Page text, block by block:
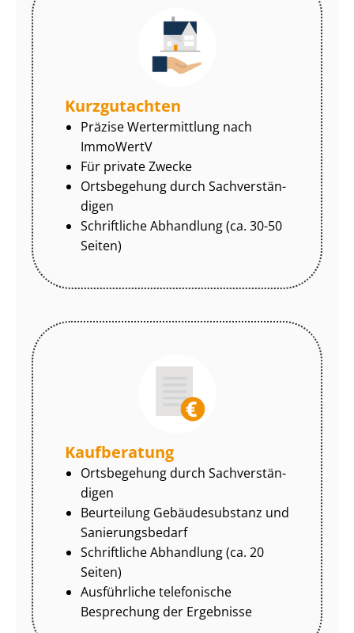
Kurzgutachten
Präzise Wertermittlung nach
ImmoWertV
Für private Zwecke
Ortsbegehung durch Sach­ver­stän­
di­gen
Schriftliche Abhandlung (ca. 30-50
Seiten)
Kaufberatung
Ortsbegehung durch Sach­ver­stän­
di­gen
Beurteilung Gebäudesubstanz und
Sa­nie­rungs­be­darf
Schriftliche Abhandlung (ca. 20
Seiten)
Ausführliche telefonische
Besprechung der Ergebnisse